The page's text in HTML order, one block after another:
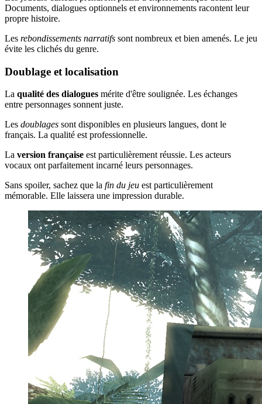
Documents, dialogues optionnels et environnements racontent leur
propre histoire.
Les rebondissements narratifs sont nombreux et bien amenés. Le jeu
évite les clichés du genre.
Doublage et localisation
La qualité des dialogues mérite d'être soulignée. Les échanges
entre personnages sonnent juste.
Les doublages sont disponibles en plusieurs langues, dont le
français. La qualité est professionnelle.
La version française est particulièrement réussie. Les acteurs
vocaux ont parfaitement incarné leurs personnages.
Sans spoiler, sachez que la fin du jeu est particulièrement
mémorable. Elle laissera une impression durable.